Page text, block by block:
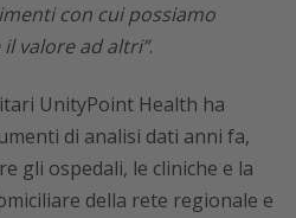
con cui possiamo
valore ad altri”.
UnityPoint Health ha
di analisi dati anni fa,
gli ospedali, le cliniche e la
della rete regionale e